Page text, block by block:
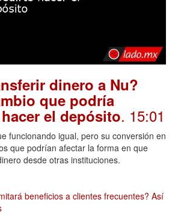
dinero a Nu?
que podría
el depósito. 15:01
funcionando igual, pero su conversión en
que podrían afectar la forma en que
desde otras instituciones.